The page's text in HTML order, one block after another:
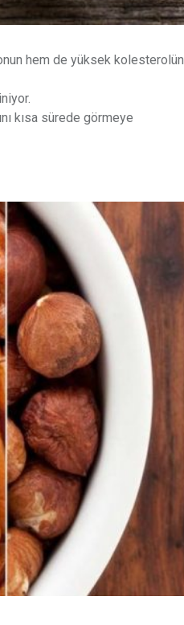
hem de yüksek kolesterolün
kısa sürede görmeye